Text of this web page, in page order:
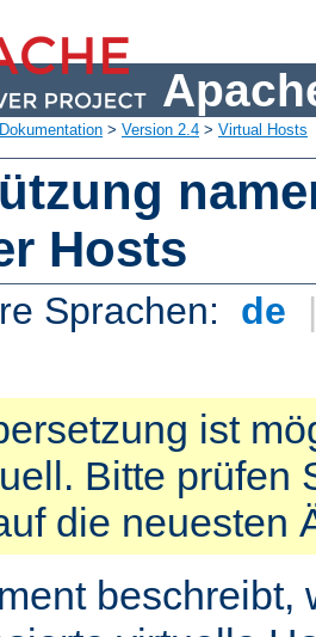
Dokumentation > Version 2.4 > Virtual Hosts
Hosts
Sprachen: de
ist
Bitte prüfen
die neuesten
beschreibt,